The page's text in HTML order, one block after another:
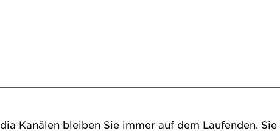
Kanälen bleiben Sie immer auf dem Laufenden. Sie